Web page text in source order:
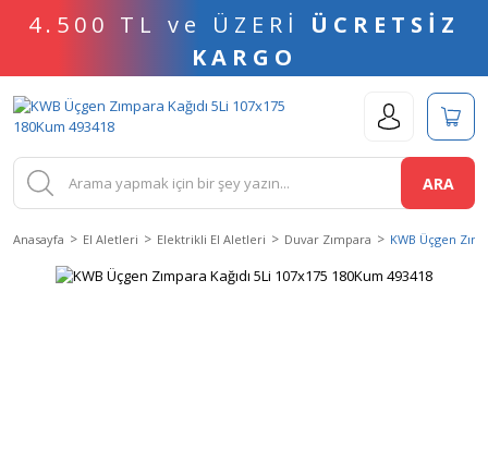
4.500 TL ve ÜZERİ ÜCRETSİZ
KARGO
ARA
Anasayfa El Aletleri Elektrikli El Aletleri Duvar Zımpara KWB Üçgen